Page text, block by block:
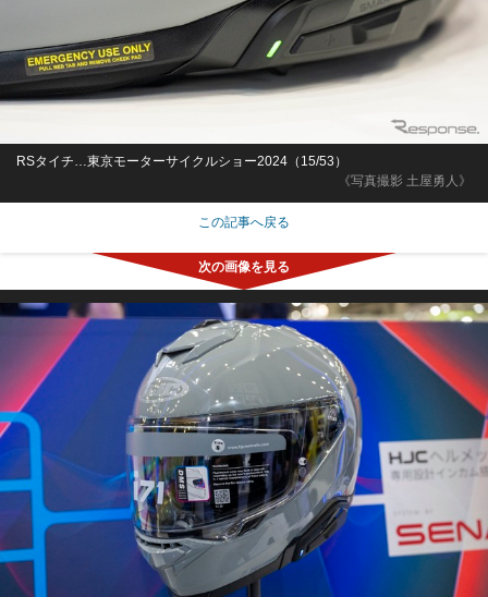
《写真撮影 土屋勇人》
RSタイチ…東京モーターサイクルショー2024（15/53）
この記事へ戻る